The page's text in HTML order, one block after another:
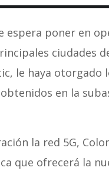
espera poner en
ciudades
le haya otorgado
en la
la red 5G,
que ofrecerá la